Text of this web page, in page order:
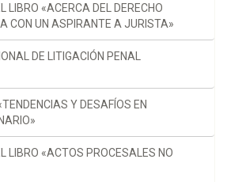
LIBRO «ACERCA DEL DERECHO
CON UN ASPIRANTE A JURISTA»
DE LITIGACIÓN PENAL
Y DESAFÍOS EN
LIBRO «ACTOS PROCESALES NO